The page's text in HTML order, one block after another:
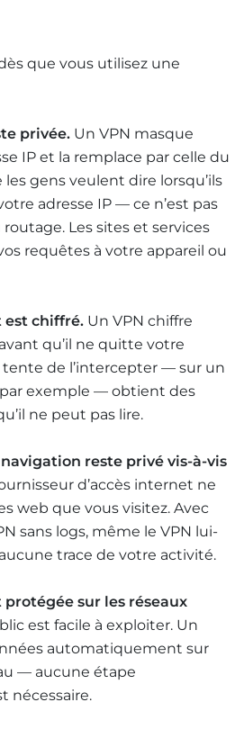
que vous utilisez une
privée. Un VPN masque
IP et la remplace par celle du
les gens veulent dire lorsqu’ils
adresse IP — ce n’est pas
routage. Les sites et services
requêtes à votre appareil ou
chiffré. Un VPN chiffre
qu’il ne quitte votre
tente de l’intercepter — sur un
exemple — obtient des
ne peut pas lire.
reste privé vis-à-vis
d’accès internet ne
web que vous visitez. Avec
sans logs, même le VPN lui-
trace de votre activité.
sur les réseaux
est facile à exploiter. Un
automatiquement sur
— aucune étape
nécessaire.